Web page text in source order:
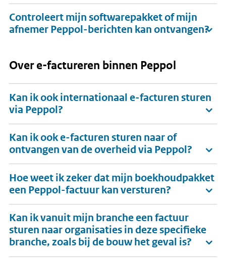
Controleert mijn softwarepakket of mijn
afnemer Peppol-berichten kan ontvangen?
Over e-factureren binnen Peppol
Kan ik ook internationaal e-facturen sturen
via Peppol?
Kan ik ook e-facturen sturen naar of
ontvangen van de overheid via Peppol?
Hoe weet ik zeker dat mijn boekhoudpakket
een Peppol-factuur kan versturen?
Kan ik vanuit mijn branche een factuur
sturen naar organisaties in deze specifieke
branche, zoals bij de bouw het geval is?